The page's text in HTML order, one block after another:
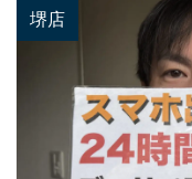
堺店